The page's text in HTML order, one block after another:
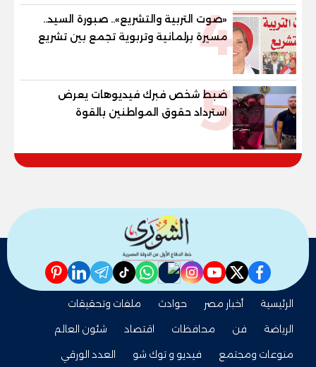
4
«صوت التربية والتشريع».. صبورة السيد..
مسيرة برلمانية وتربوية تجمع بين تشريع
القوانين وصناعة الأجيال لبناء الإنسان
5
ضبط شخص فبرك فيديوهات يعرض
استرداد حقوق المواطنين بالقوة
facebook
twitter
youtube
instagram
nabd
whatsapp
tiktok
telegram
linkedin
pinterest
الرئيسية أخبار مصر حوادث
ملفات وتحقيقات
الرياضة
فن محافظات اقتصاد
شئون العالم
منوعات ومجتمع
فيديو و توك شو العدد الورقي